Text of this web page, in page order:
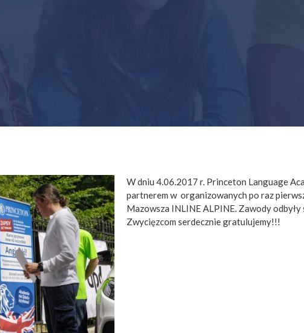
W dniu 4.06.2017 r. Princeton Language
partnerem w organizowanych po raz
Mazowsza INLINE ALPINE. Zawody
Zwycięzcom serdecznie gratulujemy!!!